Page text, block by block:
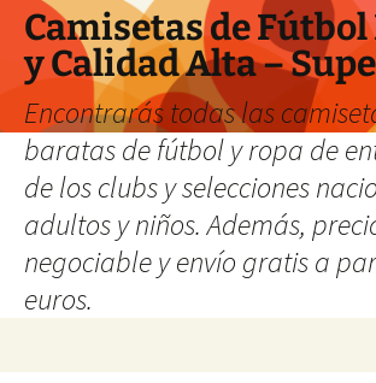
Camisetas de
y Calidad Alta –
Encontrarás todas las
baratas de fútbol y ropa de
de los clubs y selecciones
adultos y niños. Además,
negociable y envío gratis a
euros.